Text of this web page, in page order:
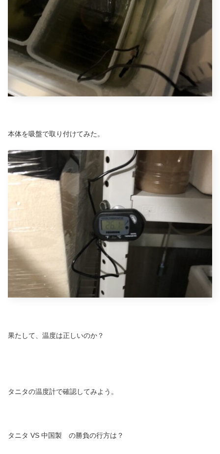
本体を吸盤で取り付けてみた。
果たして、温度は正しいのか？
タニタの温度計で確認してみよう。
タニタ VS 中国製 の勝負の行方は？